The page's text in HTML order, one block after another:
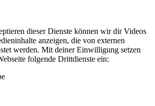
dieser Dienste können wir dir Videos
anzeigen, die von externen
werden. Mit deiner Einwilligung setzen
folgende Drittdienste ein: